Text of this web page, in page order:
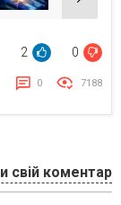
2 0
0 7188
свій коментар